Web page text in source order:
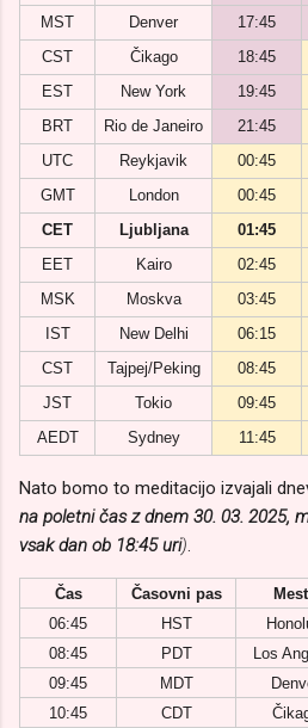
MST
Denver 17:45
CST
Čikago 18:45
EST
New York 19:45
BRT
Rio de Janeiro 21:45
UTC
Reykjavik 00:45
GMT
London 00:45
CET
Ljubljana 01:45
EET
Kairo 02:45
MSK
Moskva 03:45
IST
New Delhi 06:15
CST
Tajpej/Peking 08:45
JST
Tokio 09:45
AEDT
Sydney 11:45
Nato bomo to meditacijo izvajali
na poletni čas z dnem 30. 03. 2025,
vsak dan ob 18:45 uri).
Čas Časovni pas
06:45
HST
08:45
PDT
Los
09:45
MDT
10:45
CDT